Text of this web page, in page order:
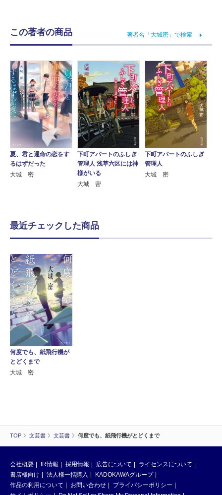
TOP 文芸書 文芸書 何度でも、紙飛行機がとどくまで
この著者の商品 著者名「大城密」で検索
夏、君と運命の恋をす
るはずだった
大城 密
下町アパートのふしぎ
管理人 浅草六区には神
様がいる
大城 密
下町アパートのふしぎ
管理人
大城 密
最近チェックした商品
何度でも、紙飛行機が
とどくまで
大城 密
会社概要 IR情報 採用情報 広告について
ライセンスについて
書店様向け
法人様一括購入
KADOKAWAグループ
作品の利用について
お問い合わせ
プライバシーポリシー